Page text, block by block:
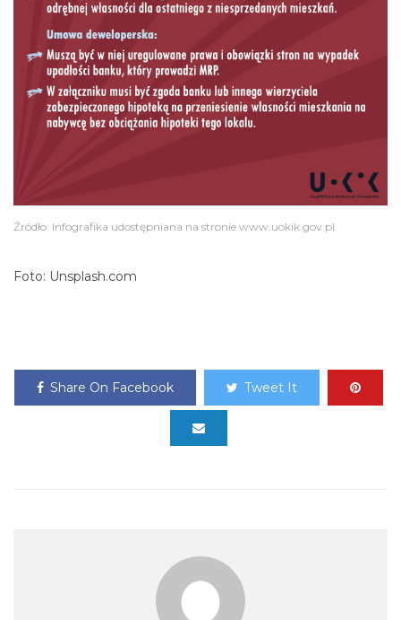
Źródło: Infografika udostępniana na stronie www.uokik.gov.pl.
Foto: Unsplash.com
Share On Facebook Tweet It